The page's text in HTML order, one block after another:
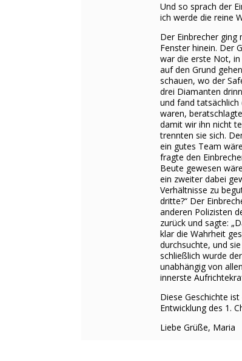
Und so sprach der
ich werde die reine
Der Einbrecher ging
Fenster hinein. Der
war die erste Not, in
auf den Grund
schauen, wo der
drei Diamanten
und fand tatsächlich
waren,
damit wir ihn nicht
trennten sie sich.
ein gutes Team
fragte den
Beute gewesen
ein zweiter dabei
Verhältnisse zu
dritte?“ Der
anderen Polizisten
zurück und sagte:
klar die Wahrheit
durchsuchte, und
schließlich wurde
unabhängig von
innerste
Diese Geschichte
Entwicklung des 1.
Liebe Grüße, Maria